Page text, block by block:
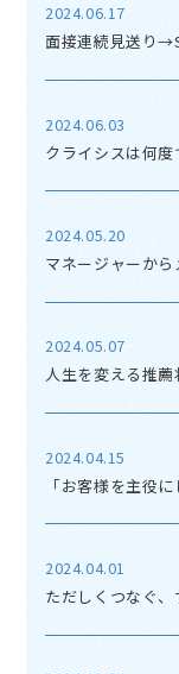
2024.06.17
面接連続見送り
2024.06.03
クライシスは何度
2024.05.20
マネージャーか
2024.05.07
人生を変える推薦
2024.04.15
「お客様を主役
2024.04.01
ただしくつなぐ